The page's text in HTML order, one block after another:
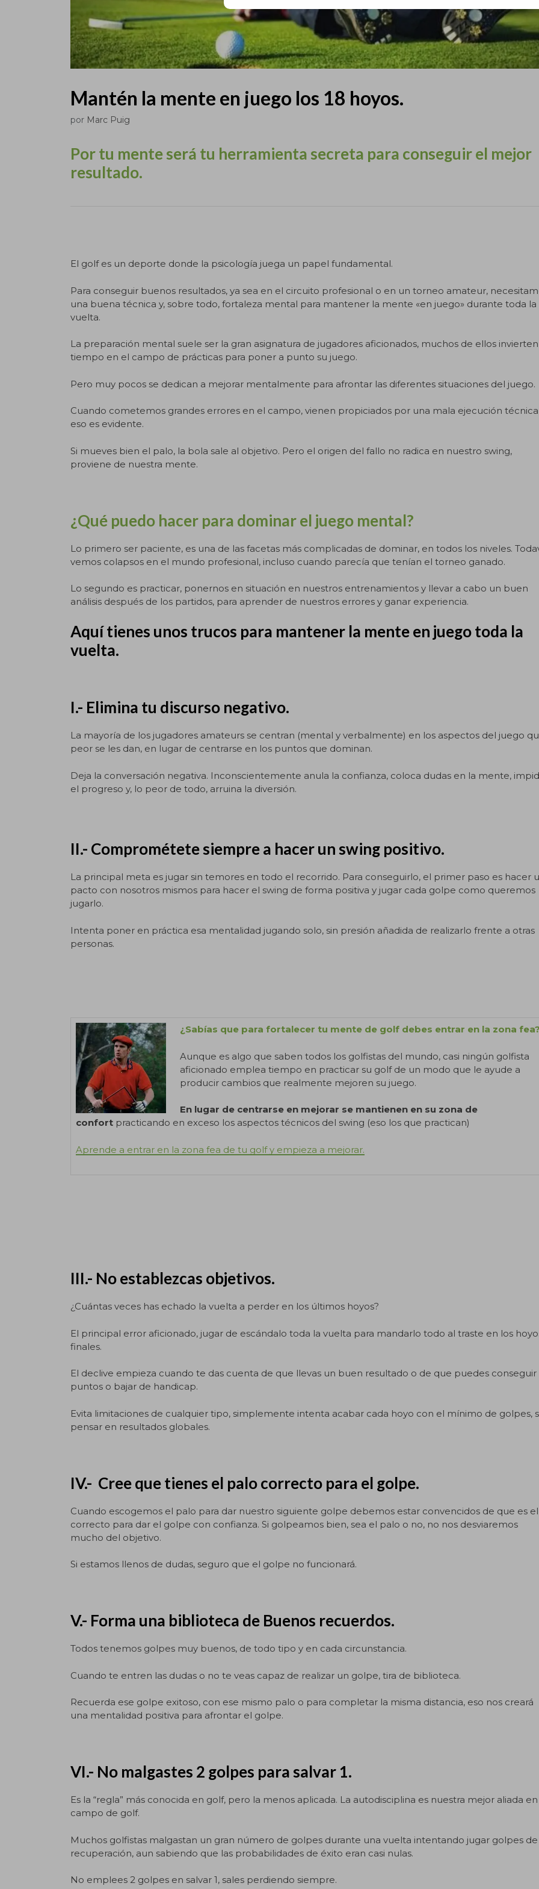
Mantén la mente en juego los 18 hoyos.
por Marc Puig
Por tu mente será tu herramienta secreta para conseguir el mejor
resultado.
El golf es un deporte donde la psicología juega un papel fundamental.
Para conseguir buenos resultados, ya sea en el circuito profesional o en un torneo amateur,
una buena técnica y, sobre todo, fortaleza mental para mantener la mente «en juego» durante toda la
vuelta.
La preparación mental suele ser la gran asignatura de jugadores aficionados, muchos de ellos invierten
tiempo en el campo de prácticas para poner a punto su juego.
Pero muy pocos se dedican a mejorar mentalmente para afrontar las diferentes situaciones del juego.
Cuando cometemos grandes errores en el campo, vienen propiciados por una mala ejecución
eso es evidente.
Si mueves bien el palo, la bola sale al objetivo. Pero el origen del fallo no radica en nuestro swing,
proviene de nuestra mente.
¿Qué puedo hacer para dominar el juego mental?
Lo primero ser paciente, es una de las facetas más complicadas de dominar, en todos los niveles.
vemos colapsos en el mundo profesional, incluso cuando parecía que tenían el torneo ganado.
Lo segundo es practicar, ponernos en situación en nuestros entrenamientos y llevar a cabo un buen
análisis después de los partidos, para aprender de nuestros errores y ganar experiencia.
Aquí tienes unos trucos para mantener la mente en juego toda la
vuelta.
I.- Elimina tu discurso negativo.
La mayoría de los jugadores amateurs se centran (mental y verbalmente) en los aspectos del juego
peor se les dan, en lugar de centrarse en los puntos que dominan.
Deja la conversación negativa. Inconscientemente anula la confianza, coloca dudas en la mente,
el progreso y, lo peor de todo, arruina la diversión.
II.- Comprométete siempre a hacer un swing positivo.
La principal meta es jugar sin temores en todo el recorrido. Para conseguirlo, el primer paso es hacer
pacto con nosotros mismos para hacer el swing de forma positiva y jugar cada golpe como queremos
jugarlo.
Intenta poner en práctica esa mentalidad jugando solo, sin presión añadida de realizarlo frente a otras
personas.
¿Sabías que para fortalecer tu mente de golf debes entrar en la zona
Aunque es algo que saben todos los golfistas del mundo, casi ningún golfista
aficionado emplea tiempo en practicar su golf de un modo que le ayude a
producir cambios que realmente mejoren su juego.
En lugar de centrarse en mejorar se mantienen en su zona de
confort practicando en exceso los aspectos técnicos del swing (eso los que practican)
Aprende a entrar en la zona fea de tu golf y empieza a mejorar.
III.- No establezcas objetivos.
¿Cuántas veces has echado la vuelta a perder en los últimos hoyos?
El principal error aficionado, jugar de escándalo toda la vuelta para mandarlo todo al traste en los
finales.
El declive empieza cuando te das cuenta de que llevas un buen resultado o de que puedes conseguir
puntos o bajar de handicap.
Evita limitaciones de cualquier tipo, simplemente intenta acabar cada hoyo con el mínimo de golpes,
pensar en resultados globales.
IV.- Cree que tienes el palo correcto para el golpe.
Cuando escogemos el palo para dar nuestro siguiente golpe debemos estar convencidos de que es el
correcto para dar el golpe con confianza. Si golpeamos bien, sea el palo o no, no nos desviaremos
mucho del objetivo.
Si estamos llenos de dudas, seguro que el golpe no funcionará.
V.- Forma una biblioteca de Buenos recuerdos.
Todos tenemos golpes muy buenos, de todo tipo y en cada circunstancia.
Cuando te entren las dudas o no te veas capaz de realizar un golpe, tira de biblioteca.
Recuerda ese golpe exitoso, con ese mismo palo o para completar la misma distancia, eso nos creará
una mentalidad positiva para afrontar el golpe.
VI.- No malgastes 2 golpes para salvar 1.
Es la “regla” más conocida en golf, pero la menos aplicada. La autodisciplina es nuestra mejor aliada
campo de golf.
Muchos golfistas malgastan un gran número de golpes durante una vuelta intentando jugar golpes de
recuperación, aun sabiendo que las probabilidades de éxito eran casi nulas.
No emplees 2 golpes en salvar 1, sales perdiendo siempre.